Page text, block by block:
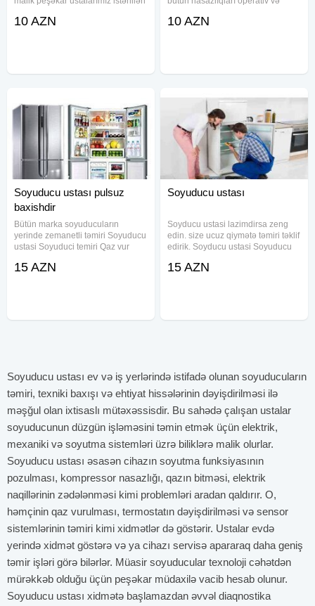
soyuducularının bərpasını yüksək
10 AZN
Təcrübəli mütəxəssislərimiz
10 AZN
Soyuducu ustası pulsuz
baxishdir
Bütün marka soyuducuların
yerinde zemanetli təmiri Soyuducu
ustasi Soyuduci temiri Qaz vur
ilə əvəzlənməsi Rəsmi zəmanət
15 AZN
Soyuducu ustası
Soyducu ustasi lazimdirsa zeng
edin. size ucuz qiymətə təmiri təklif
edirik. Soyducu ustasi Soyuducu
Soyuducuların ustası Xaladeniy
15 AZN
Soyuducu ustası ev və iş yerlərində istifadə olunan soyuducuların
təmiri, texniki baxışı və ehtiyat hissələrinin dəyişdirilməsi ilə
məşğul olan ixtisaslı mütəxəssisdir. Bu sahədə çalışan ustalar
soyuducunun düzgün işləməsini təmin etmək üçün elektrik,
mexaniki və soyutma sistemləri üzrə biliklərə malik olurlar.
Soyuducu ustası əsasən cihazın soyutma funksiyasının
pozulması, kompressor nasazlığı, qazın bitməsi, elektrik
naqillərinin zədələnməsi kimi problemləri aradan qaldırır. O,
həmçinin qaz vurulması, termostatın dəyişdirilməsi və sensor
sistemlərinin təmiri kimi xidmətlər də göstərir. Ustalar evdə
yerində xidmət göstərə və ya cihazı servisə apararaq daha geniş
təmir işləri görə bilərlər. Müasir soyuducular texnoloji cəhətdən
mürəkkəb olduğu üçün peşəkar müdaxilə vacib hesab olunur.
Soyuducu ustası xidmətə başlamazdan əvvəl diaqnostika